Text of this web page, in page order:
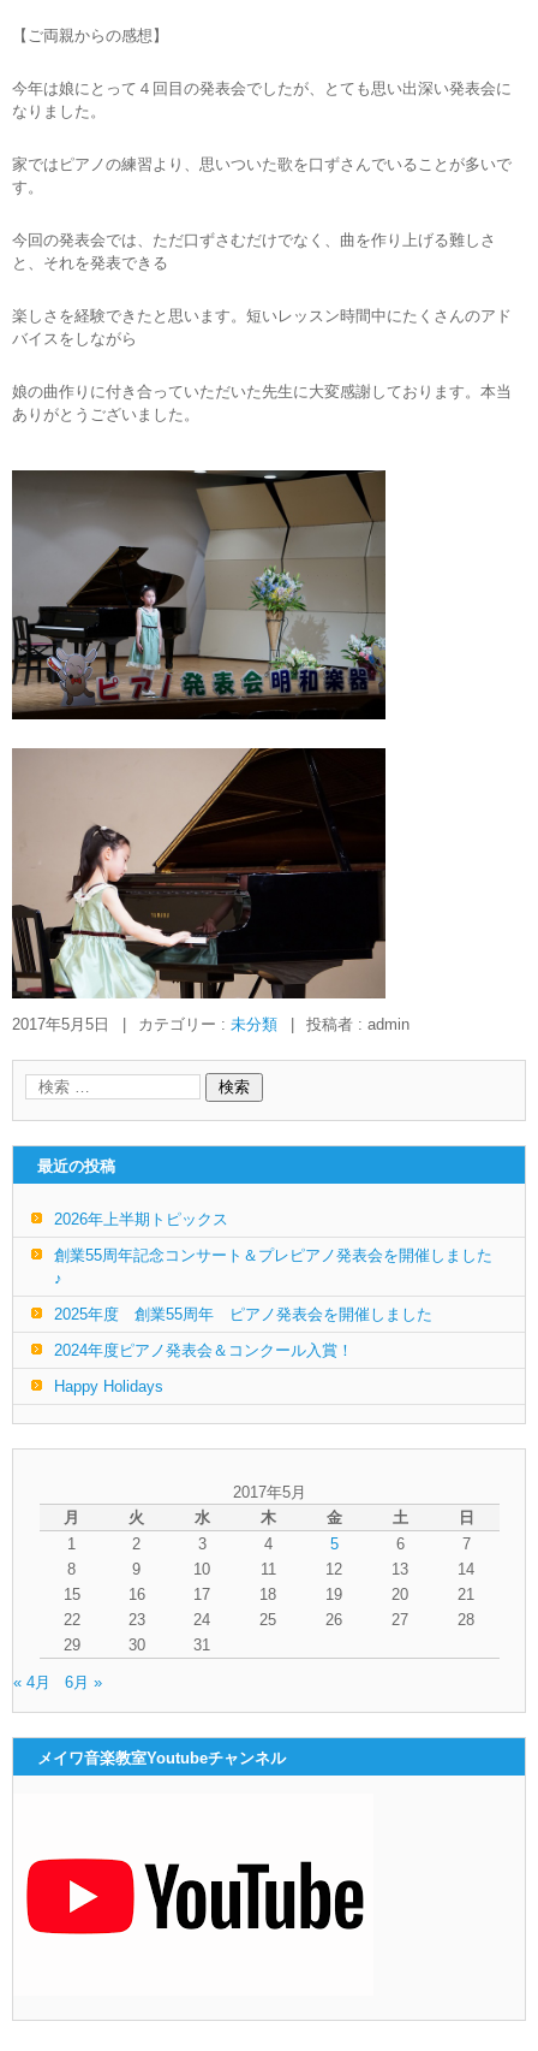
【ご両親からの感想】
今年は娘にとって４回目の発表会でしたが、とても思い出深い発表会に
なりました。
家ではピアノの練習より、思いついた歌を口ずさんでいることが多いで
す。
今回の発表会では、ただ口ずさむだけでなく、曲を作り上げる難しさ
と、それを発表できる
楽しさを経験できたと思います。短いレッスン時間中にたくさんのアド
バイスをしながら
娘の曲作りに付き合っていただいた先生に大変感謝しております。本当
ありがとうございました。
2017年5月5日 | カテゴリー : 未分類 | 投稿者 : admin
最近の投稿
2026年上半期トピックス
創業55周年記念コンサート＆プレピアノ発表会を開催しました
♪
2025年度 創業55周年 ピアノ発表会を開催しました
2024年度ピアノ発表会＆コンクール入賞！
Happy Holidays
2017年5月
月
火 水 木 金 土
日
1
2 3 4 5 6
7
8
9 10 11 12 13
14
15
16 17 18 19 20
21
22
23 24 25 26 27
28
29
30 31
« 4月 6月 »
メイワ音楽教室Youtubeチャンネル